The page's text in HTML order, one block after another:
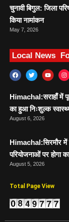
चुनावी बिगुल: जिला
किया नामांकन
May 7, 2026
Local News
Himachal:सराहाँ में
का हुआ निःशुल्क
August 6, 2026
Himachal:सिरमौर में
परियोजनाओं पर होगा
August 5, 2026
Total Page View